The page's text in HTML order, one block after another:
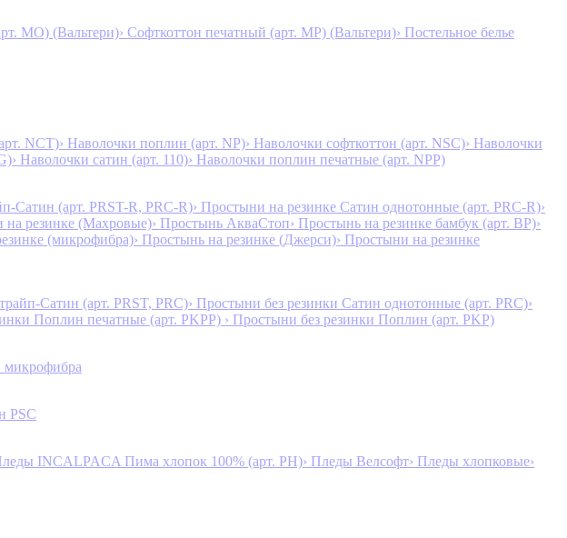
MO) (Вальтери)› Софткоттон печатный (арт. MР) (Вальтери)› Постельное белье
NCT)› Наволочки поплин (арт. NP)› Наволочки софткоттон (арт. NSC)› Наволочки
› Наволочки сатин (арт. 110)› Наволочки поплин печатные (арт. NPP)
Сатин (арт. PRST-R, PRC-R)› Простыни на резинке Сатин однотонные (арт. PRC-R)›
на резинке (Махровые)› Простынь АкваСтоп› Простынь на резинке бамбук (арт. BP)›
(микрофибра)› Простынь на резинке (Джерси)› Простыни на резинке
Сатин (арт. PRST, PRC)› Простыни без резинки Сатин однотонные (арт. PRC)›
Поплин печатные (арт. PKPP) › Простыни без резинки Поплин (арт. PKP)
микрофибра
PSC
INCALPACA Пима хлопок 100% (арт. PH)› Пледы Велсофт› Пледы хлопковые›